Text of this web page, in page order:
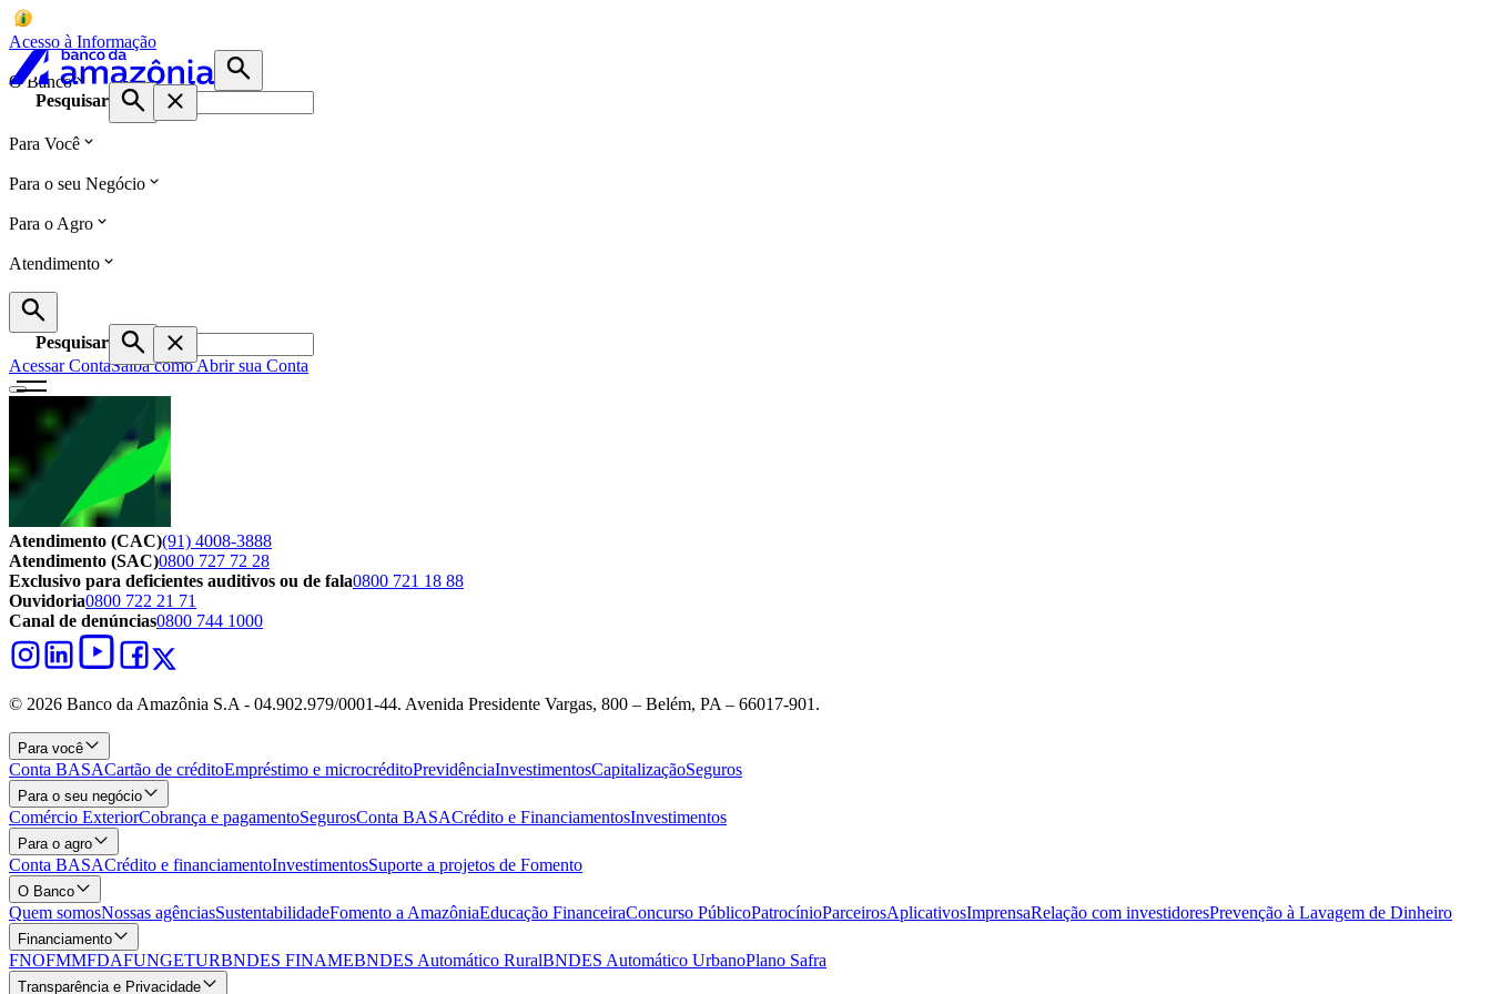
Acesso à Informação
O Banco
Pesquisar
Para Você
Para o seu Negócio
Para o Agro
Atendimento
Pesquisar
Acessar ContaSaiba como Abrir sua Conta
Atendimento (CAC)(91) 4008-3888
Atendimento (SAC)0800 727 72 28
Exclusivo para deficientes auditivos ou de fala0800 721 18 88
Ouvidoria0800 722 21 71
Canal de denúncias0800 744 1000
© 2026 Banco da Amazônia S.A - 04.902.979/0001‐44. Avenida Presidente Vargas, 800 – Belém, PA – 66017-901.
Para você
Conta BASACartão de créditoEmpréstimo e microcréditoPrevidênciaInvestimentosCapitalizaçãoSeguros
Para o seu negócio
Comércio ExteriorCobrança e pagamentoSegurosConta BASACrédito e FinanciamentosInvestimentos
Para o agro
Conta BASACrédito e financiamentoInvestimentosSuporte a projetos de Fomento
O Banco
Quem somosNossas agênciasSustentabilidadeFomento a AmazôniaEducação FinanceiraConcurso PúblicoPatrocínioParceirosAplicativosImprensaRelação com investidoresPrevenção à Lavagem de Dinheiro
Financiamento
FNOFMMFDAFUNGETURBNDES FINAMEBNDES Automático RuralBNDES Automático UrbanoPlano Safra
Transparência e Privacidade